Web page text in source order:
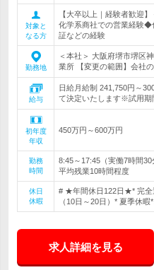
対象と
なる方
【大卒以上｜経験者歓迎
化学系商社での営業経験◆
証などの経験
勤務地
＜本社＞ 大阪府堺市堺区
業所 【変更の範囲】会社
給与
日給月給制 241,750円～
て決定いたします※試用期
初年度
年収
450万円～600万円
勤務
時間
8:45～17:45（実働7時間
平均残業10時間程度
休日
休暇
# ★年間休日122日★* 完全
（10日～20日）* 夏季休暇
求人詳細を見る